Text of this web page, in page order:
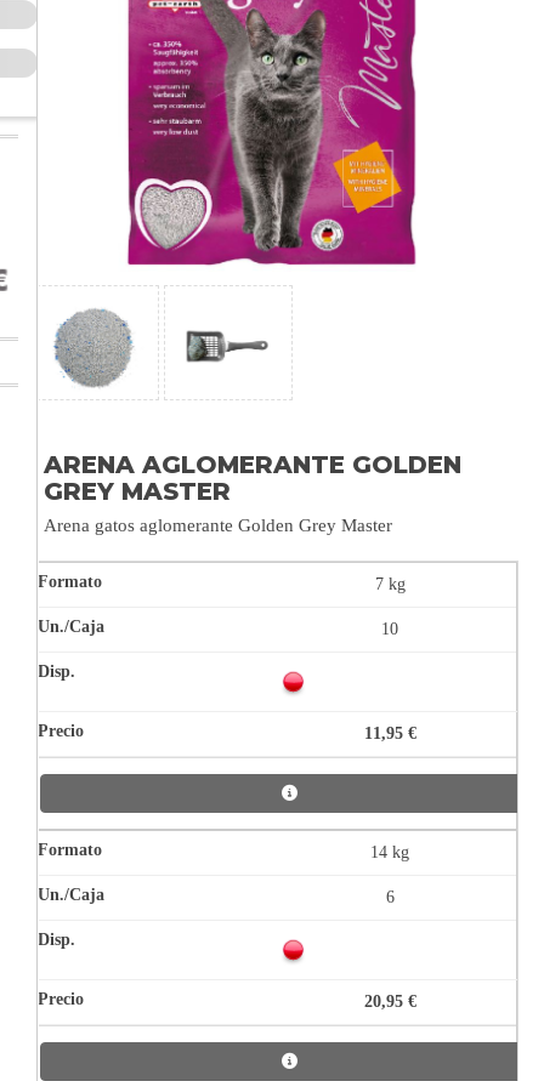
ARENA AGLOMERANTE GOLDEN
GREY MASTER
Arena gatos aglomerante Golden Grey Master
7 kg
10
11,95 €
14 kg
6
20,95 €